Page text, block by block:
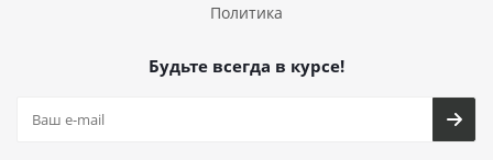
Политика
Будьте всегда в курсе!